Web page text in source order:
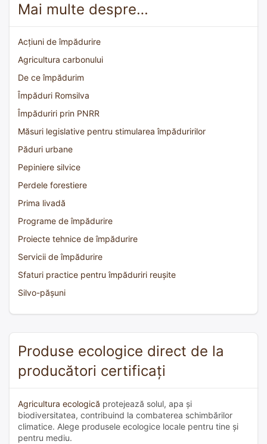
Mai multe despre…
Acțiuni de împădurire
Agricultura carbonului
De ce împădurim
Împăduri Romsilva
Împăduriri prin PNRR
Măsuri legislative pentru stimularea împăduririlor
Păduri urbane
Pepiniere silvice
Perdele forestiere
Prima livadă
Programe de împădurire
Proiecte tehnice de împădurire
Servicii de împădurire
Sfaturi practice pentru împăduriri reușite
Silvo-pășuni
Produse ecologice direct de la
producători certificați
Agricultura ecologică protejează solul, apa și
biodiversitatea, contribuind la combaterea schimbărilor
climatice. Alege produsele ecologice locale pentru tine și
pentru mediu.